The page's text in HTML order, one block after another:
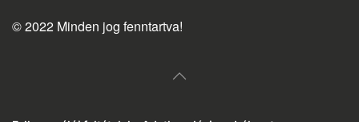
© 2022 Minden jog fenntartva!